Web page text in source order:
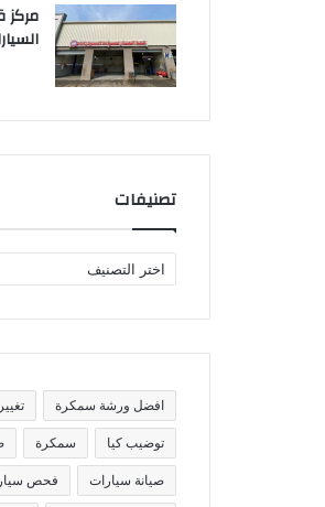
مركز
تصنيفات
ص
ف
تافضل ورشة سمكرة
توضيب كيا سمكرة
صيانة سيارات فحص